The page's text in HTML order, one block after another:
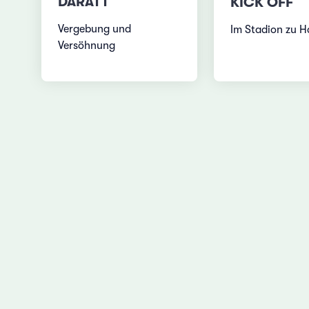
Vergebung und
Versöhnung
Im Stadion zu